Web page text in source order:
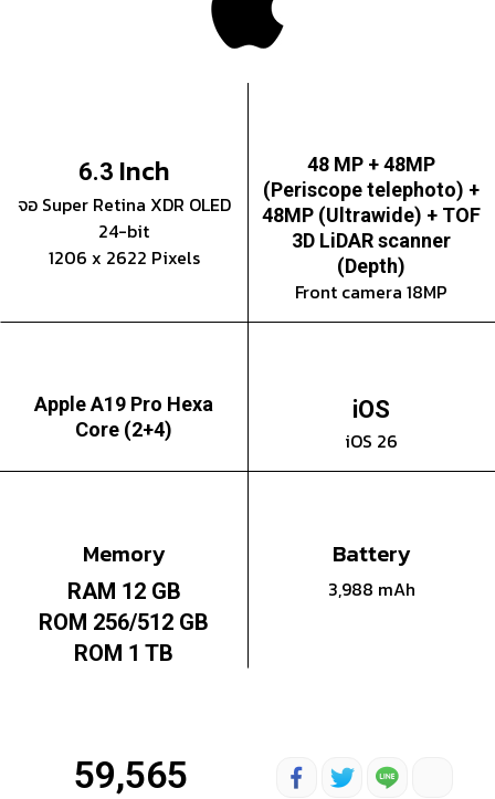
6.3 Inch
จอ Super Retina XDR OLED
24-bit
1206 x 2622 Pixels
48 MP + 48MP
(Periscope telephoto) +
48MP (Ultrawide) + TOF
3D LiDAR scanner
(Depth)
Front camera 18MP
Apple A19 Pro Hexa
Core (2+4)
iOS
iOS 26
Memory
RAM 12 GB
ROM 256/512 GB
ROM 1 TB
Battery
3,988 mAh
59,565